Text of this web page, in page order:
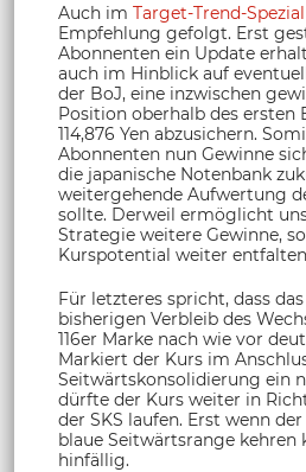
Auch im Target-Trend-Spezial
Empfehlung gefolgt. Erst
Abonnenten ein Update
auch im Hinblick auf
der BoJ, eine inzwischen
Position oberhalb des ersten
114,876 Yen abzusichern.
Abonnenten nun Gewinne
die japanische Notenbank
weitergehende Aufwertung
sollte. Derweil ermöglicht
Strategie weitere Gewinne,
Kurspotential weiter
Für letzteres spricht, dass
bisherigen Verbleib des
116er Marke nach wie vor
Markiert der Kurs im
Seitwärtskonsolidierung ein
dürfte der Kurs weiter in
der SKS laufen. Erst wenn
blaue Seitwärtsrange kehren
hinfällig.